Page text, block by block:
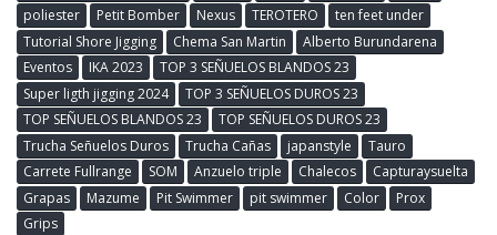
poliester
Petit Bomber Nexus TEROTERO
ten feet under
Tutorial Shore Jigging
Chema San Martin
Alberto Burundarena
Eventos
IKA 2023
TOP 3 SEÑUELOS BLANDOS 23
Super ligth jigging 2024
TOP 3 SEÑUELOS DUROS 23
TOP SEÑUELOS BLANDOS 23
TOP SEÑUELOS DUROS 23
Trucha Señuelos Duros
Trucha Cañas japanstyle
Tauro
Carrete Fullrange
SOM Anzuelo triple Chalecos
Capturaysuelta
Grapas
Mazume Pit Swimmer pit swimmer Color
Prox
Grips